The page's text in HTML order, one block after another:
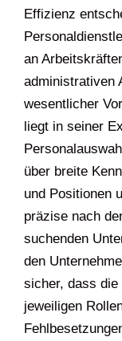
Effizienz
an
administrativen
wesentlicher
liegt in seiner
über breite
und Positionen
präzise nach
suchenden
den
sicher, dass die
jeweiligen